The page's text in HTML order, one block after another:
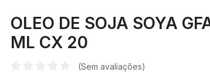
OLEO DE SOJA SOYA
ML CX 20
(Sem avaliações)